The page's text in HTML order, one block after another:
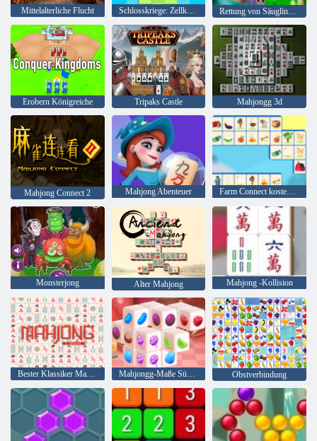
Mittelalterliche Flucht Schlosskriege: Zellkampf Rettung von Säuglingskrieger
Erobern Königreiche Tripaks Castle Mahjongg 3d
Mahjong Connect 2 Mahjong Abenteuer Farm Connect kostenlos
Monsterjong Alter Mahjong Mahjong -Kollision
Bester Klassiker Mahjong Mahjongg-Maße Süßigkeit Obstverbindung